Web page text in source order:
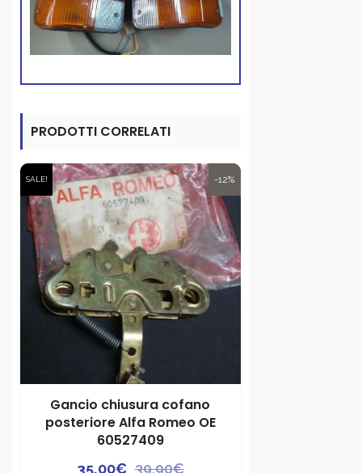
PRODOTTI CORRELATI
-12%
SALE!
Gancio chiusura cofano
posteriore Alfa Romeo OE
60527409
39,90€Il
35,00€
Il